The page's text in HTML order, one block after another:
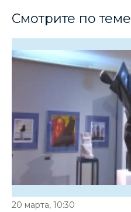
Смотрите по теме
20 марта, 10:30